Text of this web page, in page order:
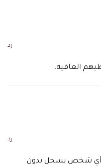
رد
العافية.
رد
أي شخص يسجل بدون